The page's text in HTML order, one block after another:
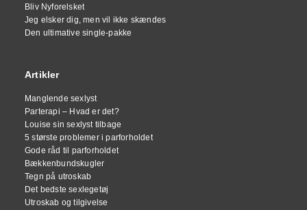
Bliv Nyforelsket
Jeg elsker dig, men vil ikke skændes
Den ultimative single-pakke
Artikler
Manglende sexlyst
Parterapi – Hvad er det?
Louise sin sexlyst tilbage
5 største problemer i parforholdet
Gode råd til parforholdet
Bækkenbundskugler
Tegn på utroskab
Det bedste sexlegetøj
Utroskab og tilgivelse